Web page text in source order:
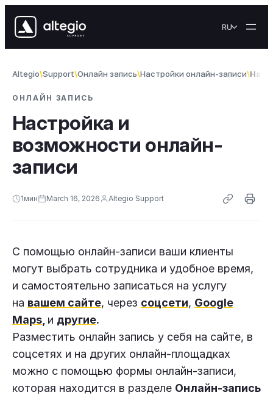
RU
Altegio Support Онлайн запись Настройки онлайн-записи
ОНЛАЙН ЗАПИСЬ
Настройка и
возможности онлайн-
записи
1мин March 16, 2026 Altegio Support
С помощью онлайн-записи ваши клиенты
могут выбрать сотрудника и удобное время,
и самостоятельно записаться на услугу
на вашем сайте, через соцсети, Google
Maps и другие.
Разместить онлайн запись у себя на сайте, в
соцсетях и на других онлайн-площадках
можно с помощью формы онлайн-записи,
которая находится в разделе Онлайн-запись